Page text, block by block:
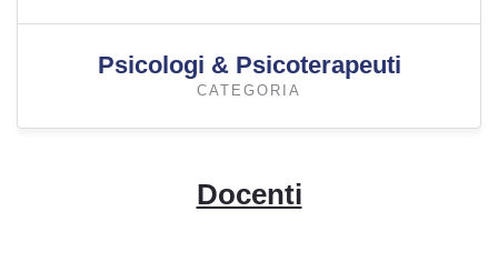
Psicologi & Psicoterapeuti
CATEGORIA
Docenti